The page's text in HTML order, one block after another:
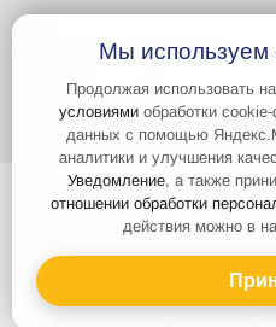
Задать вопрос Контакты
Интернет-сайт носит
публичной офертой, которая
Гражданского кодекса РФ.
стоимости товаров, указанных
быть изменена в
может отличаться от
Мы
Продолжая использовать
условиями обработки
данных с помощью
аналитики и улучшения
Уведомление, а также
отношении обработки
действия можно в